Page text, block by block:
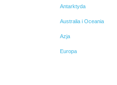
Antarktyda
Australia i Oceania
Azja
Europa